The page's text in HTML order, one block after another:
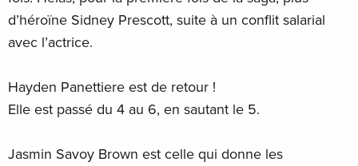
d’héroïne Sidney Prescott, suite à un conflit salarial
avec l’actrice.
Hayden Panettiere est de retour !
Elle est passé du 4 au 6, en sautant le 5.
Jasmin Savoy Brown est celle qui donne les